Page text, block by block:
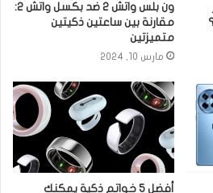
ون بلس واتش 2 ضد بكسل واتش 2:
مقارنة بين ساعتين ذكيتين
متميزتين
مارس 10, 2024
أفضل 5 خواتم ذكية يمكنك